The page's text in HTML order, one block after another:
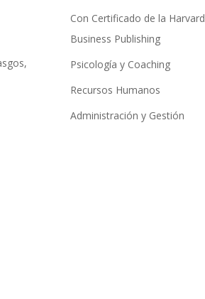
Con Certificado de la Harvard
Business Publishing
Psicología y Coaching
Recursos Humanos
Administración y Gestión